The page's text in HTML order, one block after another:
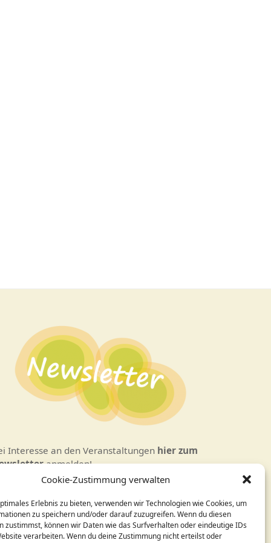
Cookie-Zustimmung verwalten
Erlebnis zu bieten, verwenden wir Technologien wie Cookies, um
zu speichern und/oder darauf zuzugreifen. Wenn du diesen
zustimmst, können wir Daten wie das Surfverhalten oder eindeutige IDs
verarbeiten. Wenn du deine Zustimmung nicht erteilst oder
Interesse an den Veranstaltungen hier zum
anmelden!
/ Programmierung:
Holleck-Weithmann|www.cohowe.de